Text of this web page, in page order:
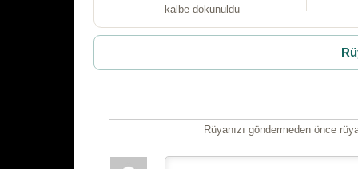
kalbe dokunuldu
Rüyanızı göndermeden önce